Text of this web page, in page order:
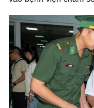
Thể thao